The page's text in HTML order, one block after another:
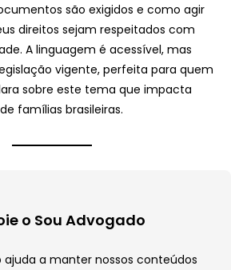
são exigidos e como agir
direitos sejam respeitados com
A linguagem é acessível, mas
vigente, perfeita para quem
sobre este tema que impacta
famílias brasileiras.
o Sou Advogado
ajuda a manter nossos conteúdos